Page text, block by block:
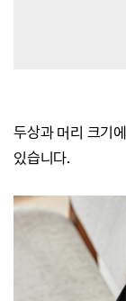
두상과 머리 크기
있습니다.